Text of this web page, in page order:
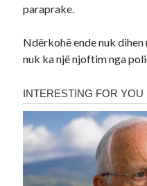
paraprake.
Ndërkohë ende nuk
nuk ka një njoftim nga